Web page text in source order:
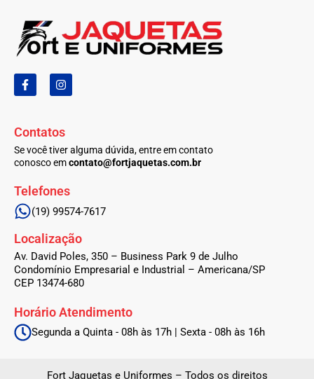
F
a
o
o
k
-
I
n
g
r
a
m
Contatos
Se você tiver alguma dúvida, entre em contato
conosco emcontato@fortjaquetas.com.br
Telefones
(19) 99574-7617
Localização
Av. David Poles, 350 – Business Park 9 de Julho
Condomínio Empresarial e Industrial – Americana/SP
CEP 13474-680
Horário Atendimento
Segunda a Quinta - 08h às 17h | Sexta - 08h às 16h
Fort Jaquetas e Uniformes – Todos os direitos